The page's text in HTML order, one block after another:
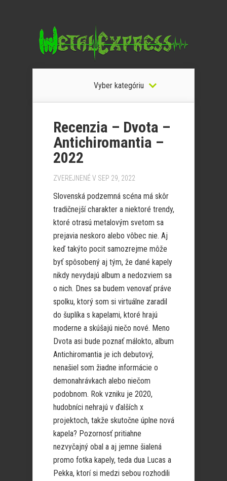
Vyber kategóriu
Recenzia – Dvota –
Antichiromantia –
2022
ZVEREJNENÉ V SEP 29, 2022
Slovenská podzemná scéna má skôr
tradičnejší charakter a niektoré trendy,
ktoré otrasú metalovým svetom sa
prejavia neskoro alebo vôbec nie. Aj
keď takýto pocit samozrejme môže
byť spôsobený aj tým, že dané kapely
nikdy nevydajú album a nedozviem sa
o nich. Dnes sa budem venovať práve
spolku, ktorý som si virtuálne zaradil
do šuplíka s kapelami, ktoré hrajú
moderne a skúšajú niečo nové. Meno
Dvota asi bude poznať málokto, album
Antichiromantia je ich debutový,
nenašiel som žiadne informácie o
demonahrávkach alebo niečom
podobnom. Rok vzniku je 2020,
hudobníci nehrajú v ďalších x
projektoch, takže skutočne úplne nová
kapela? Pozornosť pritiahne
nezvyčajný obal a aj jemne šialená
promo fotka kapely, teda dua Lucas a
Pekka, ktorí si medzi sebou rozhodili